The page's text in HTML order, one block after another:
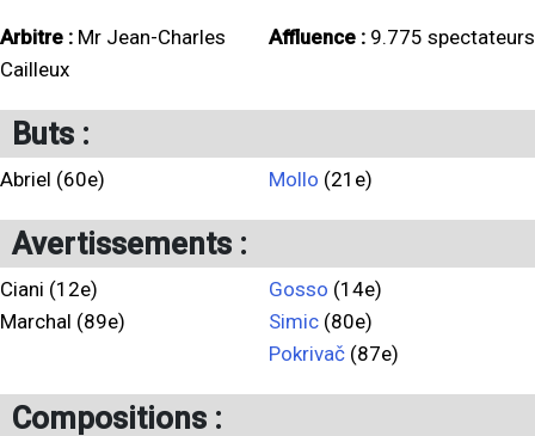
Arbitre : Mr Jean-Charles
Cailleux
Affluence : 9.775 spectateurs
Buts :
Abriel (60e) Mollo (21e)
Avertissements :
Ciani (12e)
Marchal (89e)
Gosso (14e)
Simic (80e)
Pokrivač (87e)
Compositions :